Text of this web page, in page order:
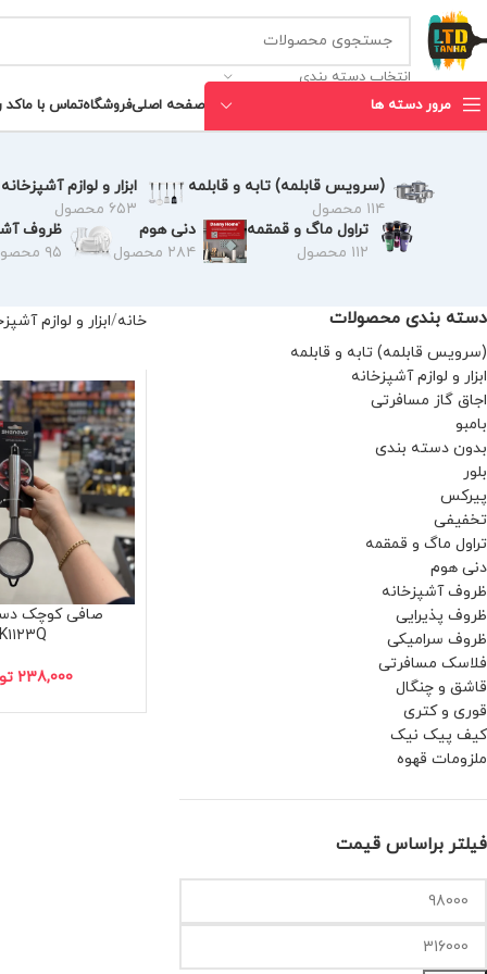
انتخاب دسته بندی
مرور دسته ها
صفحه اصلیفروشگاهتماس با ماکد
(سرویس قابلمه) تابه و قابلمه
۱۱۴ محصول
ابزار و لوازم آشپزخانه
۶۵۳ محصول
تراول ماگ و قمقمه
۱۱۲ محصول
دنی هوم
۲۸۴ محصول
ظروف
۹۵ محصول
دسته بندی محصولات
(سرویس قابلمه) تابه و قابلمه
ابزار و لوازم آشپزخانه
اجاق گاز مسافرتی
بامبو
بدون دسته بندی
بلور
پیرکس
تخفیفی
تراول ماگ و قمقمه
دنی هوم
ظروف آشپزخانه
ظروف پذیرایی
ظروف سرامیکی
فلاسک مسافرتی
قاشق و چنگال
قوری و کتری
کیف پیک نیک
ملزومات قهوه
فیلتر براساس قیمت
خانه ابزار و لوازم
صافی کوچک
K۱۱۲۳Q
238,000